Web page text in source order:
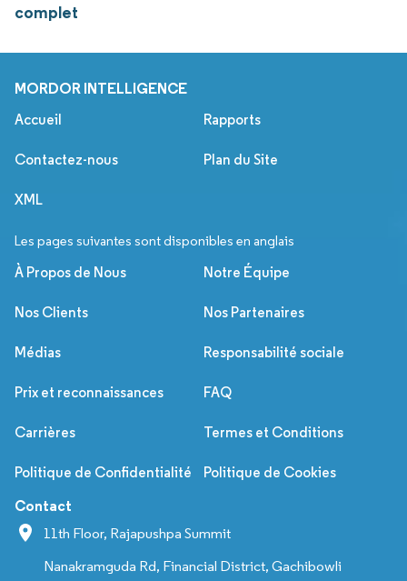
complet
MORDOR INTELLIGENCE
Accueil Rapports
Contactez-nous Plan du Site
XML
Les pages suivantes sont disponibles en anglais
À Propos de Nous Notre Équipe
Nos Clients Nos Partenaires
Médias Responsabilité sociale
Prix et reconnaissances FAQ
Carrières Termes et Conditions
Politique de Confidentialité Politique de Cookies
Contact
11th Floor, Rajapushpa Summit
Nanakramguda Rd, Financial District, Gachibowli